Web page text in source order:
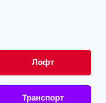
Лофт
Транспорт